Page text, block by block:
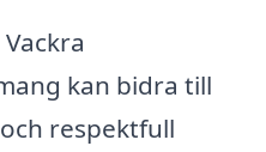
Vackra
kan bidra till
respektfull